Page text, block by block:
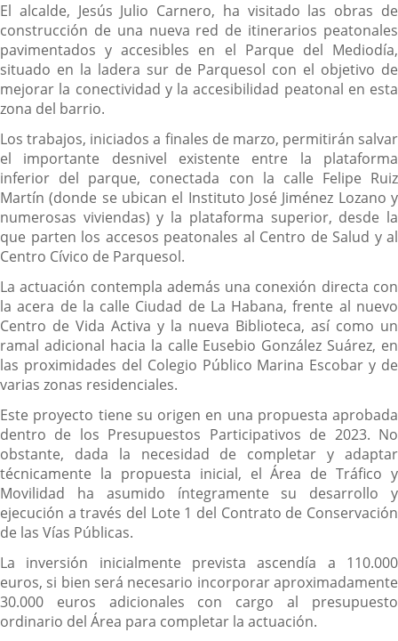
El alcalde, Jesús Julio Carnero, ha visitado las obras de
construcción de una nueva red de itinerarios peatonales
pavimentados y accesibles en el Parque del Mediodía,
situado en la ladera sur de Parquesol con el objetivo de
mejorar la conectividad y la accesibilidad peatonal en esta
zona del barrio.
Los trabajos, iniciados a finales de marzo, permitirán salvar
el importante desnivel existente entre la plataforma
inferior del parque, conectada con la calle Felipe Ruiz
Martín (donde se ubican el Instituto José Jiménez Lozano y
numerosas viviendas) y la plataforma superior, desde la
que parten los accesos peatonales al Centro de Salud y al
Centro Cívico de Parquesol.
La actuación contempla además una conexión directa con
la acera de la calle Ciudad de La Habana, frente al nuevo
Centro de Vida Activa y la nueva Biblioteca, así como un
ramal adicional hacia la calle Eusebio González Suárez, en
las proximidades del Colegio Público Marina Escobar y de
varias zonas residenciales.
Este proyecto tiene su origen en una propuesta aprobada
dentro de los Presupuestos Participativos de 2023. No
obstante, dada la necesidad de completar y adaptar
técnicamente la propuesta inicial, el Área de Tráfico y
Movilidad ha asumido íntegramente su desarrollo y
ejecución a través del Lote 1 del Contrato de Conservación
de las Vías Públicas.
La inversión inicialmente prevista ascendía a 110.000
euros, si bien será necesario incorporar aproximadamente
30.000 euros adicionales con cargo al presupuesto
ordinario del Área para completar la actuación.